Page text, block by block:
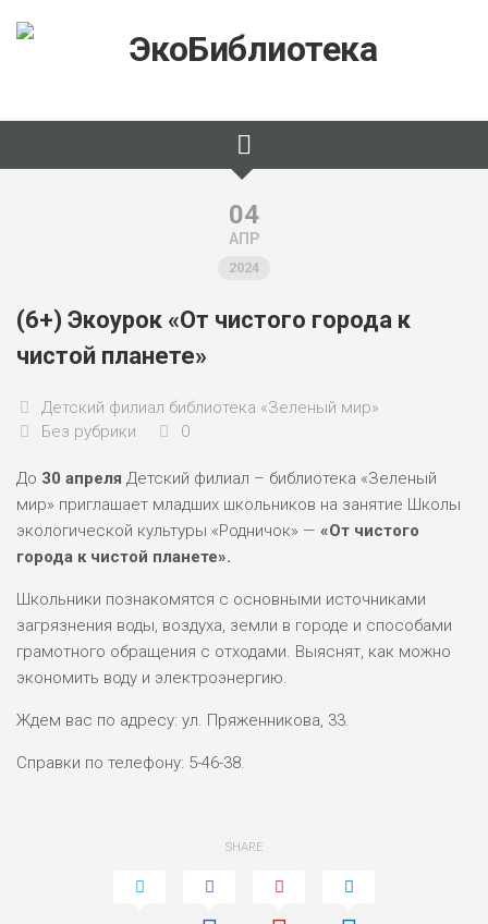
04
АПР
2024
(6+) Экоурок «От чистого города к
чистой планете»
Детский филиал библиотека «Зеленый мир»
Без рубрики
0
До 30 апреля Детский филиал – библиотека «Зеленый
мир» приглашает младших школьников на занятие Школы
экологической культуры «Родничок» — «От чистого
города к чистой планете».
Школьники познакомятся с основными источниками
загрязнения воды, воздуха, земли в городе и способами
грамотного обращения с отходами. Выяснят, как можно
экономить воду и электроэнергию.
Ждем вас по адресу: ул. Пряженникова, 33.
Справки по телефону: 5-46-38.
SHARE